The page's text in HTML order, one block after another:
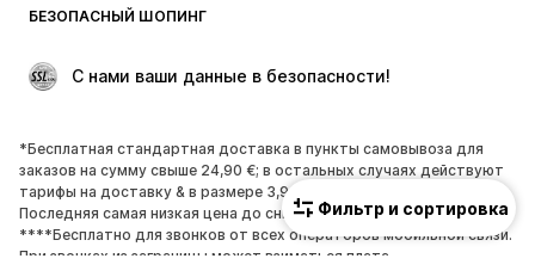
Фильтр и сортировка
Поводы
ЭКСКЛЮЗИВ
ОБУВЬ
НОВИНКИ
Модные тенденции
Кроссовки и кеды
Ботинки
БЕЗОПАСНЫЙ ШОПИНГ
С нами ваши данные в безопасности!
*Бесплатная стандартная доставка в пункты самовывоза для
заказов на сумму свыше 24,90 €; в остальных случаях действуют
тарифы на доставку & в размере 3,90 €.
Последняя самая низкая цена до снижения цены.
****Бесплатно для звонков от всех операторов мобильной связи.
При звонках из заграницы может взиматься плата.